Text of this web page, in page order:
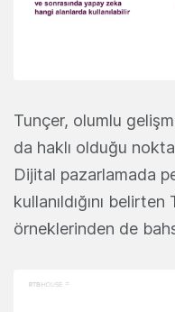
Tunçer, olumlu
da haklı olduğu
Dijital pazarlamada
kullanıldığını belirten
örneklerinden de